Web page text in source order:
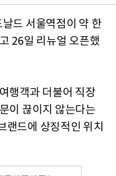
드 서울역점이 약 한
26일 리뉴얼 오픈했
행객과 더불어 직장
이 끊이지 않는다는
랜드에 상징적인 위치